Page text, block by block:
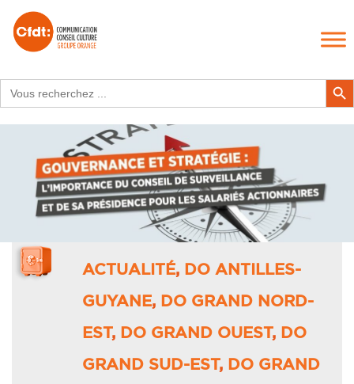
for:
Search
ACTUALITÉ, DO ANTILLES-
GUYANE, DO GRAND NORD-
EST , DO GRAND OUEST , DO
GRAND SUD-EST , DO GRAND